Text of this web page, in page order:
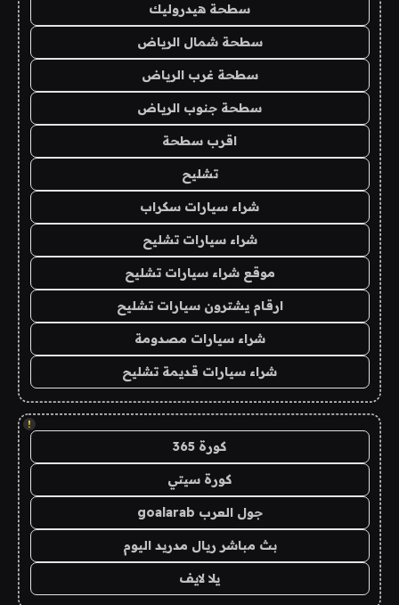
سطحة هيدروليك
سطحة شمال الرياض
سطحة غرب الرياض
سطحة جنوب الرياض
اقرب سطحة
تشليح
شراء سيارات سكراب
شراء سيارات تشليح
موقع شراء سيارات تشليح
ارقام يشترون سيارات تشليح
شراء سيارات مصدومة
شراء سيارات قديمة تشليح
!
كورة 365
كورة سيتي
جول العرب goalarab
بث مباشر ريال مدريد اليوم
يلا لايف